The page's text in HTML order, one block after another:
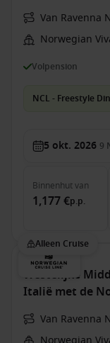
Van Ravenna
Norwegian
Volpension
NCL - Freestyle
5 okt. 2026 9
Binnenhutvan
1,177 €p.p.
Alleen Cruise
Westelijke
Italië met de
Van Ravenna